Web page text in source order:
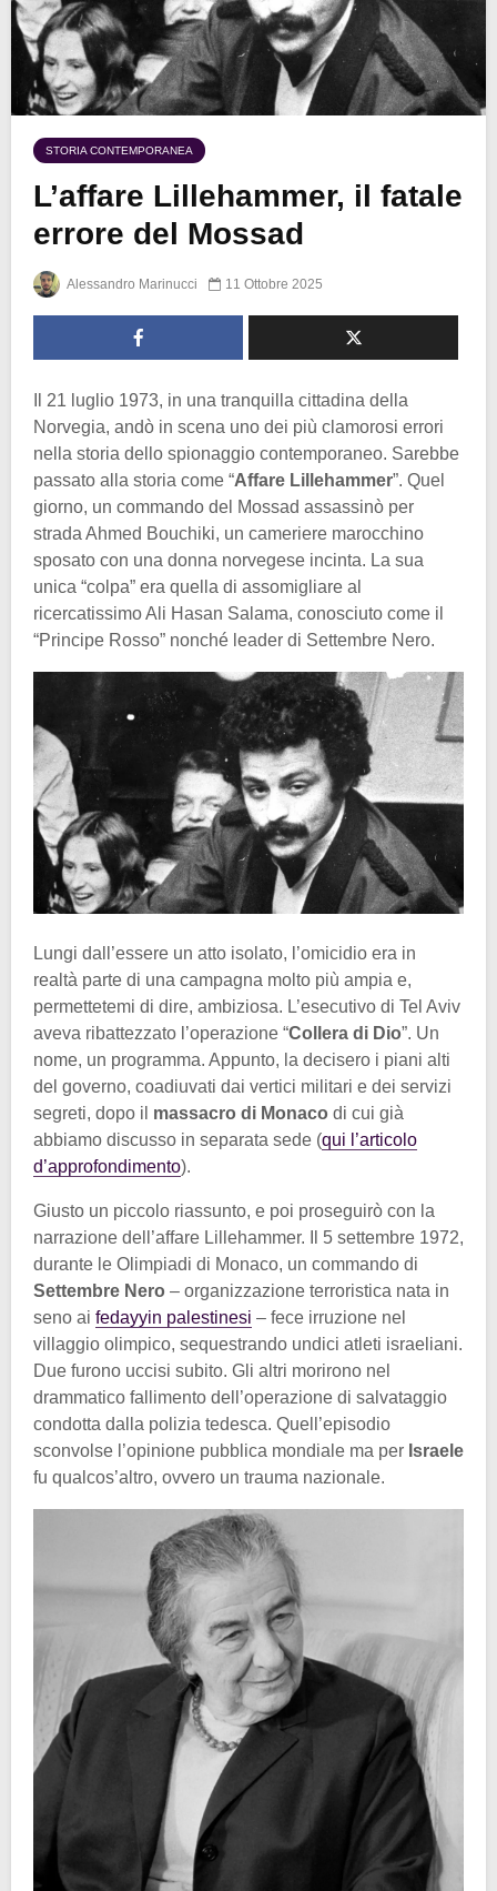
STORIA CONTEMPORANEA
L’affare Lillehammer, il fatale
errore del Mossad
Alessandro Marinucci 11 Ottobre 2025
Il 21 luglio 1973, in una tranquilla cittadina della
Norvegia, andò in scena uno dei più clamorosi errori
nella storia dello spionaggio contemporaneo. Sarebbe
passato alla storia come “Affare Lillehammer”. Quel
giorno, un commando del Mossad assassinò per
strada Ahmed Bouchiki, un cameriere marocchino
sposato con una donna norvegese incinta. La sua
unica “colpa” era quella di assomigliare al
ricercatissimo Ali Hasan Salama, conosciuto come il
“Principe Rosso” nonché leader di Settembre Nero.
Lungi dall’essere un atto isolato, l’omicidio era in
realtà parte di una campagna molto più ampia e,
permettetemi di dire, ambiziosa. L’esecutivo di Tel Aviv
aveva ribattezzato l’operazione “Collera di Dio”. Un
nome, un programma. Appunto, la decisero i piani alti
del governo, coadiuvati dai vertici militari e dei servizi
segreti, dopo il massacro di Monaco di cui già
abbiamo discusso in separata sede (qui l’articolo
d’approfondimento).
Giusto un piccolo riassunto, e poi proseguirò con la
narrazione dell’affare Lillehammer. Il 5 settembre 1972,
durante le Olimpiadi di Monaco, un commando di
Settembre Nero – organizzazione terroristica nata in
seno ai fedayyin palestinesi – fece irruzione nel
villaggio olimpico, sequestrando undici atleti israeliani.
Due furono uccisi subito. Gli altri morirono nel
drammatico fallimento dell’operazione di salvataggio
condotta dalla polizia tedesca. Quell’episodio
sconvolse l’opinione pubblica mondiale ma per Israele
fu qualcos’altro, ovvero un trauma nazionale.